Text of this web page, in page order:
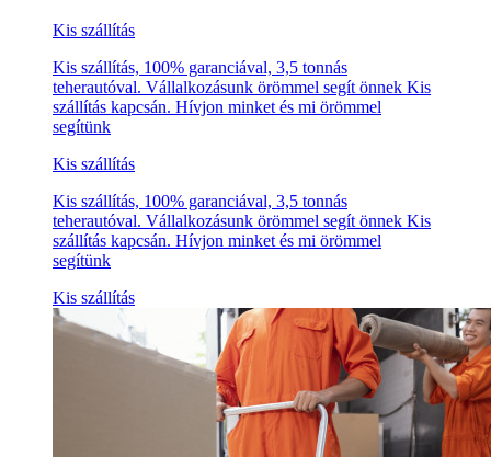
Kis szállítás
Kis szállítás, 100% garanciával, 3,5 tonnás
teherautóval. Vállalkozásunk örömmel segít önnek Kis
szállítás kapcsán. Hívjon minket és mi örömmel
segítünk
Kis szállítás
Kis szállítás, 100% garanciával, 3,5 tonnás
teherautóval. Vállalkozásunk örömmel segít önnek Kis
szállítás kapcsán. Hívjon minket és mi örömmel
segítünk
Kis szállítás